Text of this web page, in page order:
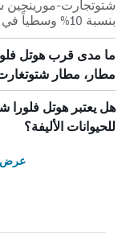
بنسبة 10% وسطياً في شتوتغارت.
ما مدى قرب هوتل
مطار، مطار
هل يعتبر هوتل فلورا
للحيوانات الأليفة؟
عرض